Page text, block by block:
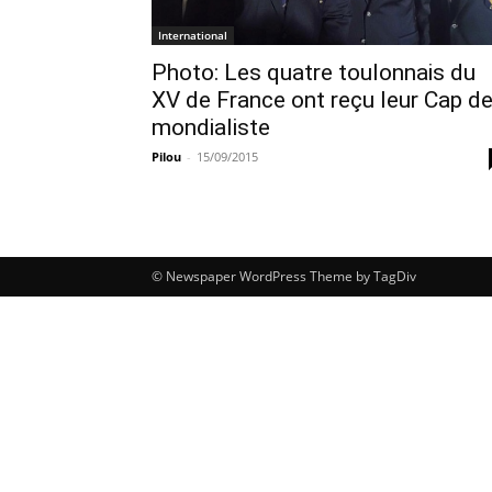
International
Photo: Les quatre toulonnais du
XV de France ont reçu leur Cap de
mondialiste
Pilou - 15/09/2015
© Newspaper WordPress Theme by TagDiv